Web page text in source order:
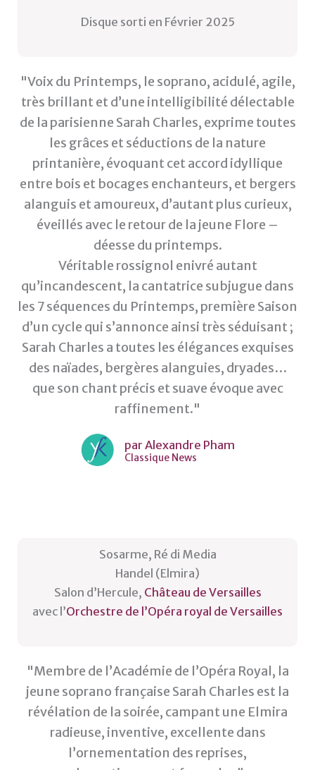
Disque sorti en Février 2025
"Voix du Printemps, le soprano, acidulé, agile,
très brillant et d’une intelligibilité délectable
de la parisienne Sarah Charles, exprime toutes
les grâces et séductions de la nature
printanière, évoquant cet accord idyllique
entre bois et bocages enchanteurs, et bergers
alanguis et amoureux, d’autant plus curieux,
éveillés avec le retour de la jeune Flore –
déesse du printemps.
Véritable rossignol enivré autant
qu’incandescent, la cantatrice subjugue dans
les 7 séquences du Printemps, première Saison
d’un cycle qui s’annonce ainsi très séduisant ;
Sarah Charles a toutes les élégances exquises
des naïades, bergères alanguies, dryades…
que son chant précis et suave évoque avec
raffinement."
par Alexandre Pham
Classique News
Sosarme, Ré di Media
Handel (Elmira)
Salon d’Hercule, Château de Versailles
avec l’Orchestre de l’Opéra royal de Versailles
"Membre de l’Académie de l’Opéra Royal, la
jeune soprano française Sarah Charles est la
révélation de la soirée, campant une Elmira
radieuse, inventive, excellente dans
l’ornementation des reprises,